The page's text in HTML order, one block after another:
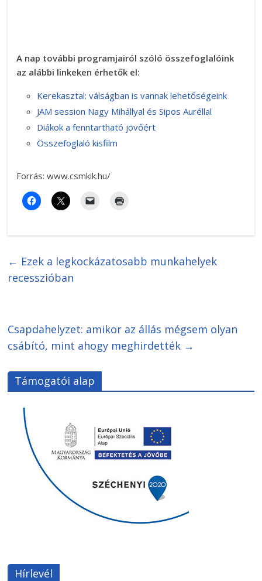
A nap további programjairól szóló összefoglalóink
az alábbi linkeken érhetők el:
Kerekasztal: válságban is vannak lehetőségeink
JAM session Nagy Mihállyal és Sipos Auréllal
Diákok a fenntartható jövőért
Összefoglaló kisfilm
Forrás: www.csmkik.hu/
← Ezek a legkockázatosabb munkahelyek
recesszióban
Csapdahelyzet: amikor az állás mégsem olyan
csábító, mint ahogy meghirdették →
Támogatói alap
Hírlevél